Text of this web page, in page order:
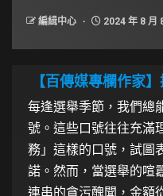
編緝中心 2024 年 8 月
【百傳媒專欄作家
每逢選舉季節，我們總
號。這些口號往往充滿
務」這樣的口號，試圖
諾。然而，當選舉的喧
連串的貪污醜聞，金額